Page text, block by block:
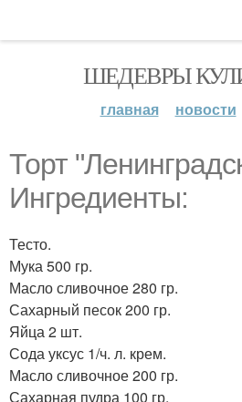
ШЕДЕВРЫ
главная новости
Торт
Ингредиенты:
Тесто.
Мука 500 гр.
Масло сливочное 280 гр.
Сахарный песок 200 гр.
Яйца 2 шт.
Сода уксус 1/ч. л. крем.
Масло сливочное 200 гр.
Сахарная пудра 100 гр.